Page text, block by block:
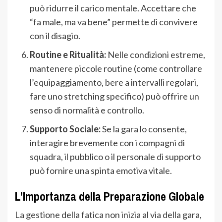
può ridurre il carico mentale. Accettare che
“fa male, ma va bene” permette di convivere
con il disagio.
Routine e Ritualità: Nelle condizioni estreme,
mantenere piccole routine (come controllare
l’equipaggiamento, bere a intervalli regolari,
fare uno stretching specifico) può offrire un
senso di normalità e controllo.
Supporto Sociale:Se la gara lo consente,
interagire brevemente con i compagni di
squadra, il pubblico o il personale di supporto
può fornire una spinta emotiva vitale.
L’Importanza della Preparazione Globale
La gestione della fatica non inizia al via della gara,